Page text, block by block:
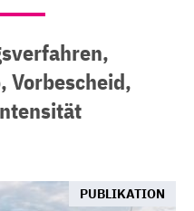
PUBLIKATION